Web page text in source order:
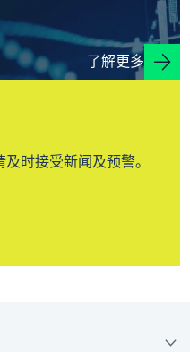
了解更多
时接受新闻及预警。